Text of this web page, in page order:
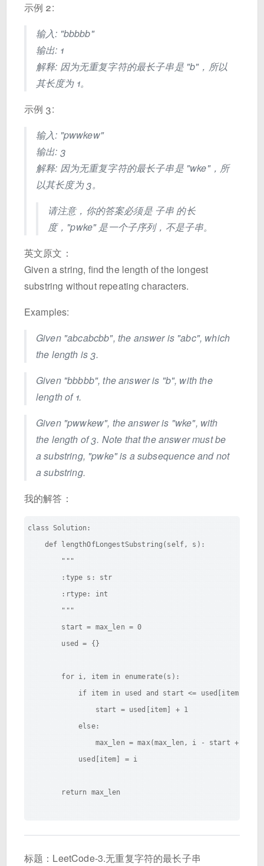
示例 2:
输入: "bbbbb"
输出: 1
解释: 因为无重复字符的最长子串是 "b"，所以
其长度为 1。
示例 3:
输入: "pwwkew"
输出: 3
解释: 因为无重复字符的最长子串是 "wke"，所
以其长度为 3。
请注意，你的答案必须是 子串 的长
度，"pwke" 是一个子序列，不是子串。
英文原文：
Given a string, find the length of the longest
substring without repeating characters.
Examples:
Given "abcabcbb", the answer is "abc", which
the length is 3.
Given "bbbbb", the answer is "b", with the
length of 1.
Given "pwwkew", the answer is "wke", with
the length of 3. Note that the answer must be
a substring, "pwke" is a subsequence and not
a substring.
我的解答：
标题：LeetCode-3.无重复字符的最长子串